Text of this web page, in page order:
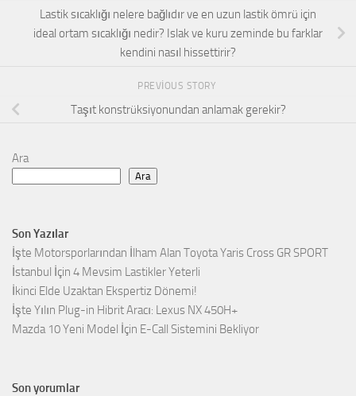
Lastik sıcaklığı nelere bağlıdır ve en uzun lastik ömrü için
ideal ortam sıcaklığı nedir? Islak ve kuru zeminde bu farklar
kendini nasıl hissettirir?
PREVIOUS STORY
Taşıt konstrüksiyonundan anlamak gerekir?
Ara
Ara
Son Yazılar
İşte Motorsporlarından İlham Alan Toyota Yaris Cross GR SPORT
İstanbul İçin 4 Mevsim Lastikler Yeterli
İkinci Elde Uzaktan Ekspertiz Dönemi!
İşte Yılın Plug-in Hibrit Aracı: Lexus NX 450H+
Mazda 10 Yeni Model İçin E-Call Sistemini Bekliyor
Son yorumlar